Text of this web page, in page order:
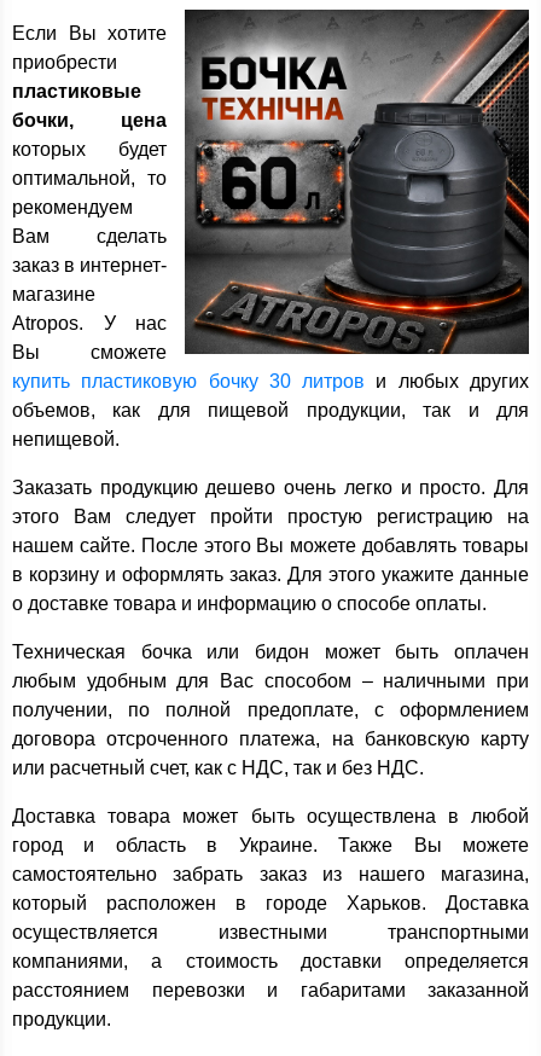
Если Вы хотите
приобрести
пластиковые
бочки, цена
которых будет
оптимальной, то
рекомендуем
Вам сделать
заказ в интернет-
магазине
Atropos. У нас
Вы сможете
купить пластиковую бочку 30 литров и любых других
объемов, как для пищевой продукции, так и для
непищевой.
Заказать продукцию дешево очень легко и просто. Для
этого Вам следует пройти простую регистрацию на
нашем сайте. После этого Вы можете добавлять товары
в корзину и оформлять заказ. Для этого укажите данные
о доставке товара и информацию о способе оплаты.
Техническая бочка или бидон может быть оплачен
любым удобным для Вас способом – наличными при
получении, по полной предоплате, с оформлением
договора отсроченного платежа, на банковскую карту
или расчетный счет, как с НДС, так и без НДС.
Доставка товара может быть осуществлена в любой
город и область в Украине. Также Вы можете
самостоятельно забрать заказ из нашего магазина,
который расположен в городе Харьков. Доставка
осуществляется известными транспортными
компаниями, а стоимость доставки определяется
расстоянием перевозки и габаритами заказанной
продукции.